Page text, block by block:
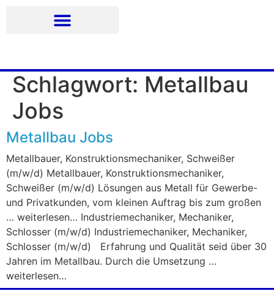
Schlagwort: Metallbau
Jobs
Metallbau Jobs
Metallbauer, Konstruktionsmechaniker, Schweißer
(m/w/d) Metallbauer, Konstruktionsmechaniker,
Schweißer (m/w/d) Lösungen aus Metall für Gewerbe-
und Privatkunden, vom kleinen Auftrag bis zum großen
… weiterlesen… Industriemechaniker, Mechaniker,
Schlosser (m/w/d) Industriemechaniker, Mechaniker,
Schlosser (m/w/d) Erfahrung und Qualität seid über 30
Jahren im Metallbau. Durch die Umsetzung …
weiterlesen…